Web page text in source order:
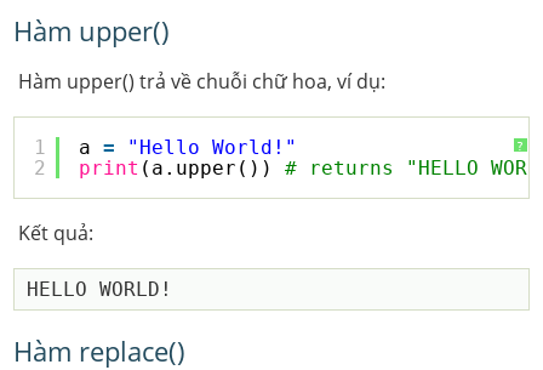
Hàm upper()
Hàm upper() trả về chuỗi chữ hoa, ví dụ:
?
1
2
a =
"Hello World!"
print (a.upper()) # returns "HELLO
Kết quả:
Hàm replace()